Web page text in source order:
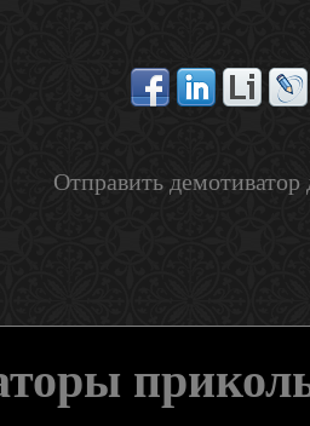
Отправить